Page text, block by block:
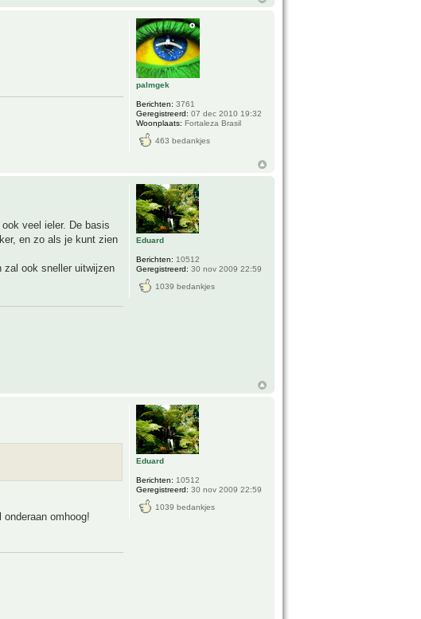
palmgek
Berichten: 3761
Geregistreerd: 07 dec 2010 19:32
Woonplaats: Fortaleza Brasil
463 bedankjes
veel ieler. De basis
en zo als je kunt zien
zal ook sneller uitwijzen
Eduard
Berichten: 10512
Geregistreerd: 30 nov 2009 22:59
1039 bedankjes
omhoog!
Eduard
Berichten: 10512
Geregistreerd: 30 nov 2009 22:59
1039 bedankjes